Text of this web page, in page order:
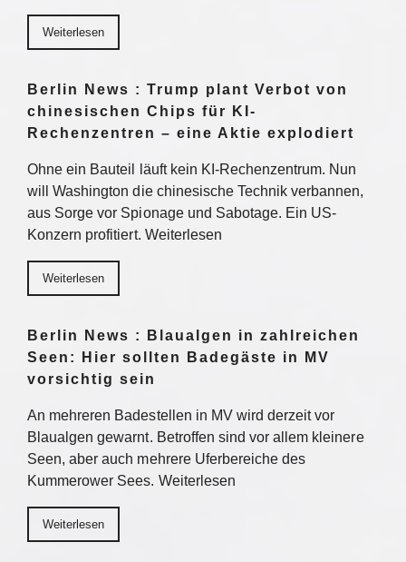
Weiterlesen
Berlin News : Trump plant Verbot von
chinesischen Chips für KI-
Rechenzentren – eine Aktie explodiert
Ohne ein Bauteil läuft kein KI-Rechenzentrum. Nun
will Washington die chinesische Technik verbannen,
aus Sorge vor Spionage und Sabotage. Ein US-
Konzern profitiert. Weiterlesen
Weiterlesen
Berlin News : Blaualgen in zahlreichen
Seen: Hier sollten Badegäste in MV
vorsichtig sein
An mehreren Badestellen in MV wird derzeit vor
Blaualgen gewarnt. Betroffen sind vor allem kleinere
Seen, aber auch mehrere Uferbereiche des
Kummerower Sees. Weiterlesen
Weiterlesen